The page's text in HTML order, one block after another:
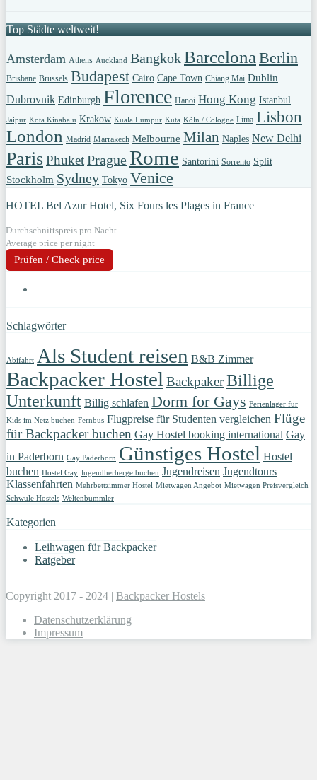
Top Städte weltweit!
Amsterdam Athens Auckland BangkokBarcelonaBerlin
Brisbane Brussels Budapest Cairo Cape Town Chiang Mai Dublin
Dubrovnik Edinburgh Florence Hanoi Hong Kong Istanbul
Jaipur Kota Kinabalu Krakow Kuala Lumpur Kuta Köln / Cologne Lima Lisbon
London Madrid Marrakech Melbourne Milan Naples New Delhi
ParisPhuketPragueRome Santorini Sorrento Split
Stockholm Sydney Tokyo Venice
HOTEL Bel Azur Hotel, Six Fours les Plages in France
Durchschnittspreis pro Nacht
Average price per night
Prüfen / Check price
Schlagwörter
Abifahrt Als Student reisen B&B Zimmer
Backpacker HostelBackpakerBillige
Unterkunft Billig schlafen Dorm for Gays Ferienlager für
Kids im Netz buchen Fernbus Flugpreise für Studenten vergleichen Flüge
für Backpacker buchen Gay Hostel booking international Gay
in Paderborn Gay Paderborn Günstiges Hostel Hostel
buchen Hostel Gay Jugendherberge buchen Jugendreisen Jugendtours
Klassenfahrten Mehrbettzimmer Hostel Mietwagen Angebot Mietwagen Preisvergleich
Schwule Hostels Weltenbummler
Kategorien
Leihwagen für Backpacker
Ratgeber
Copyright 2017 - 2024 | Backpacker Hostels
Datenschutzerklärung
Impressum